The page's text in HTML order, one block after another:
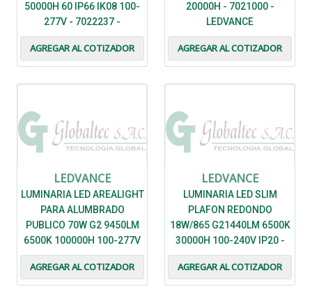
50000H 60 IP66 IK08 100-
277V - 7022237 -
LEDVANCE
AGREGAR AL COTIZADOR
20000H - 7021000 -
LEDVANCE
AGREGAR AL COTIZADOR
LEDVANCE
LUMINARIA LED AREALIGHT
PARA ALUMBRADO
PUBLICO 70W G2 9450LM
6500K 100000H 100-277V
IP66 IK08 - 7022179 -
LEDVANCE
AGREGAR AL COTIZADOR
LEDVANCE
LUMINARIA LED SLIM
PLAFON REDONDO
18W/865 G21440LM 6500K
30000H 100-240V IP20 -
7021583 - LEDVANCE
AGREGAR AL COTIZADOR